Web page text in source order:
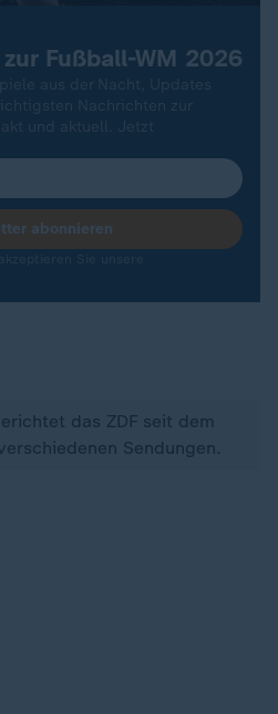
Fußball-WM 2026
aus der Nacht, Updates
Nachrichten zur
und aktuell. Jetzt
abonnieren
das ZDF seit dem
Sendungen.